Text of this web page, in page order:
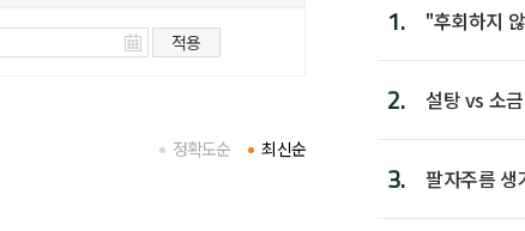
적용
최신순
정확도순
1.
"후회하지
2. 설탕 vs 소
3. 팔자주름 생